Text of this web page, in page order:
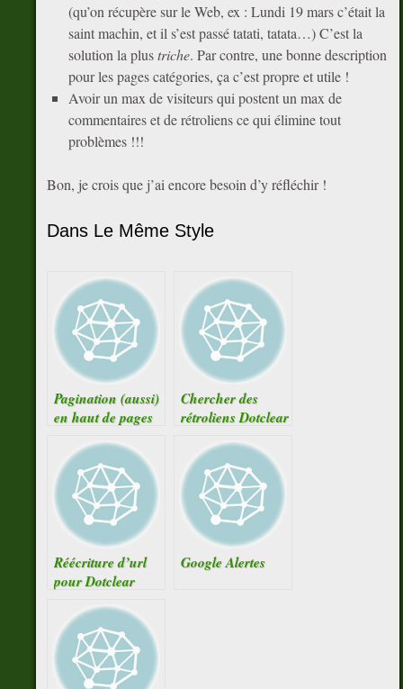
(qu’on récupère sur le Web, ex : Lundi 19 mars c’était la
saint machin, et il s’est passé tatati, tatata…) C’est la
solution la plustriche. Par contre, une bonne description
pour les pages catégories, ça c’est propre et utile !
Avoir un max de visiteurs qui postent un max de
commentaires et de rétroliens ce qui élimine tout
problèmes !!!
Bon, je crois que j’ai encore besoin d’y réfléchir !
Dans Le Même Style
Pagination (aussi)
en haut de pages
Chercher des
rétroliens Dotclear
Réécriture d’url
pour Dotclear
Google Alertes